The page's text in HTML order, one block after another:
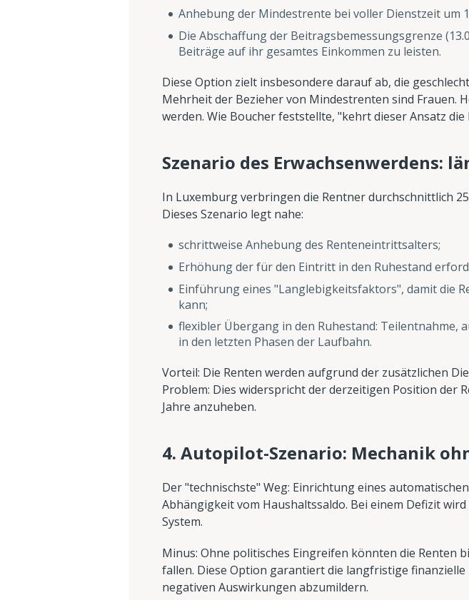
Anhebung der Mindestrente bei voller Dienstzeit um
Die Abschaffung der Beitragsbemessungsgrenze
Beiträge auf ihr gesamtes Einkommen zu leisten.
Diese Option zielt insbesondere darauf ab, die
Mehrheit der Bezieher von Mindestrenten sind Frauen.
werden. Wie Boucher feststellte, "kehrt dieser Ansatz
Szenario des Erwachsenwerdens:
In Luxemburg verbringen die Rentner durchschnittlich
Dieses Szenario legt nahe:
schrittweise Anhebung des Renteneintrittsalters;
Erhöhung der für den Eintritt in den Ruhestand
Einführung eines "Langlebigkeitsfaktors", damit die
kann;
flexibler Übergang in den Ruhestand:
in den letzten Phasen der Laufbahn.
Vorteil: Die Renten werden aufgrund der zusätzlichen
Problem: Dies widerspricht der derzeitigen Position der
Jahre anzuheben.
4. Autopilot-Szenario: Mechanik
Der "technischste" Weg: Einrichtung eines
Abhängigkeit vom Haushaltssaldo. Bei einem Defizit
System.
Minus: Ohne politisches Eingreifen könnten die Renten
fallen. Diese Option garantiert die langfristige
negativen Auswirkungen abzumildern.